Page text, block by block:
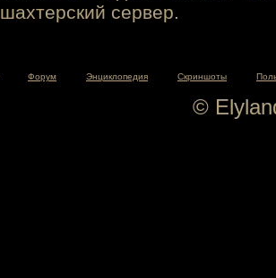
шахтерский сервер.
Форум Энциклопедия Скриншоты
©